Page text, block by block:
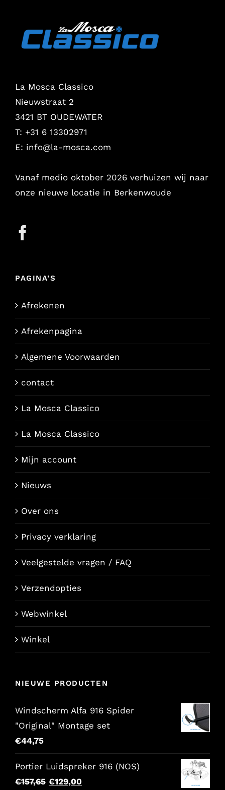
La Mosca Classico
Nieuwstraat 2
3421 BT OUDEWATER
T: +31 6 13302971
E: info@la-mosca.com
Vanaf medio oktober 2026 verhuizen wij naar
onze nieuwe locatie in Berkenwoude
PAGINA’S
Afrekenen
Afrekenpagina
Algemene Voorwaarden
contact
La Mosca Classico
La Mosca Classico
Mijn account
Nieuws
Over ons
Privacy verklaring
Veelgestelde vragen / FAQ
Verzendopties
Webwinkel
Winkel
NIEUWE PRODUCTEN
Windscherm Alfa 916 Spider
"Original" Montage set
€44,75
Portier Luidspreker 916 (NOS)
€157,65 Oorspronkelijke
€129,00Huidige